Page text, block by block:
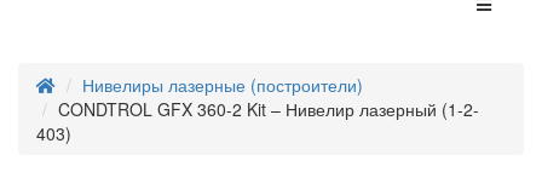
Нивелиры лазерные (построители)
CONDTROL GFX 360-2 Kit – Нивелир лазерный (1-2-
403)